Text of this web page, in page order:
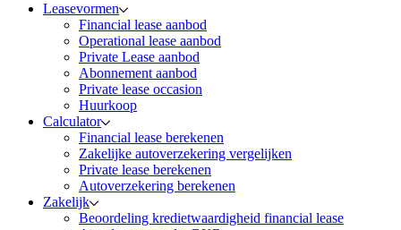
Leasevormen
Financial lease aanbod
Operational lease aanbod
Private Lease aanbod
Abonnement aanbod
Private lease occasion
Huurkoop
Calculator
Financial lease berekenen
Zakelijke autoverzekering vergelijken
Private lease berekenen
Autoverzekering berekenen
Zakelijk
Beoordeling kredietwaardigheid financial lease